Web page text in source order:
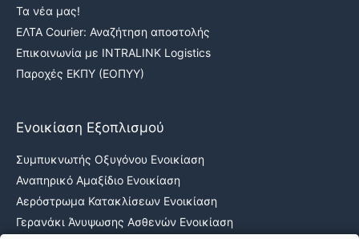
Τα νέα μας!
ΕΛΤΑ Courier: Αναζήτηση αποστολής
Επικοινωνία με INTRALINK Logistics
Παροχές ΕΚΠΥ (ΕΟΠΥΥ)
Ενοικίαση Εξοπλισμού
Συμπυκνωτής Οξυγόνου Ενοικίαση
Αναπηρικό Αμαξίδιο Ενοικίαση
Αερόστρωμα Κατακλίσεων Ενοικίαση
Γερανάκι Άνυψωσης Ασθενών Ενοικίαση